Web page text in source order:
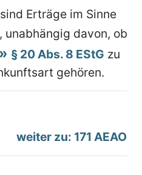
Erträge im Sinne
, unabhängig davon, ob
§ 20 Abs. 8 EStG zu
gehören.
weiter zu: 171 AEAO